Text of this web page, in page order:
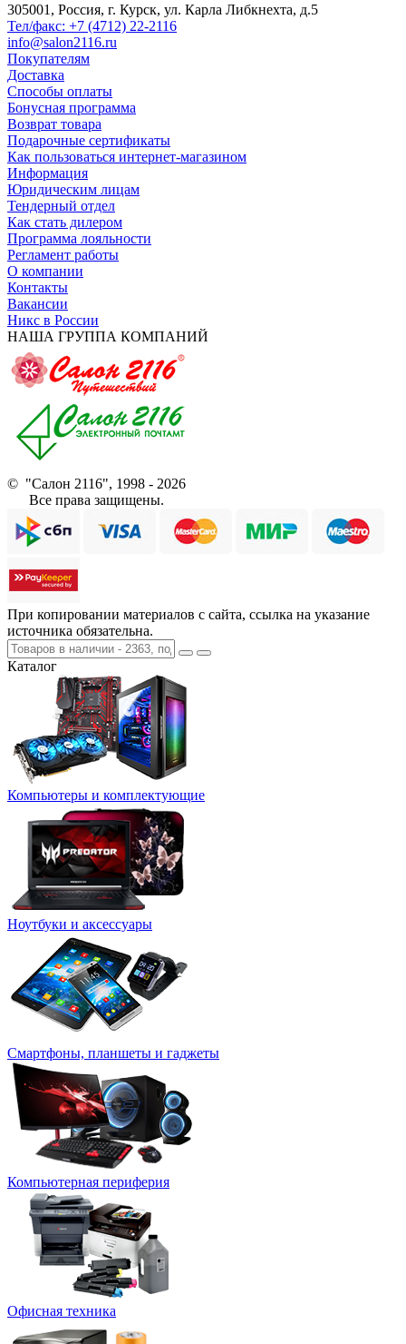
305001, Россия, г. Курск, ул. Карла Либкнехта, д.5
Тел/факс: +7 (4712) 22-2116
info@salon2116.ru
Покупателям
Доставка
Способы оплаты
Бонусная программа
Возврат товара
Подарочные сертификаты
Как пользоваться интернет-магазином
Информация
Юридическим лицам
Тендерный отдел
Как стать дилером
Программа лояльности
Регламент работы
О компании
Контакты
Вакансии
Никс в России
НАША ГРУППА КОМПАНИЙ
© "Салон 2116", 1998 - 2026
Все права защищены.
При копировании материалов с сайта, ссылка на указание
источника обязательна.
Каталог
Компьютеры и комплектующие
Ноутбуки и аксессуары
Смартфоны, планшеты и гаджеты
Компьютерная периферия
Офисная техника